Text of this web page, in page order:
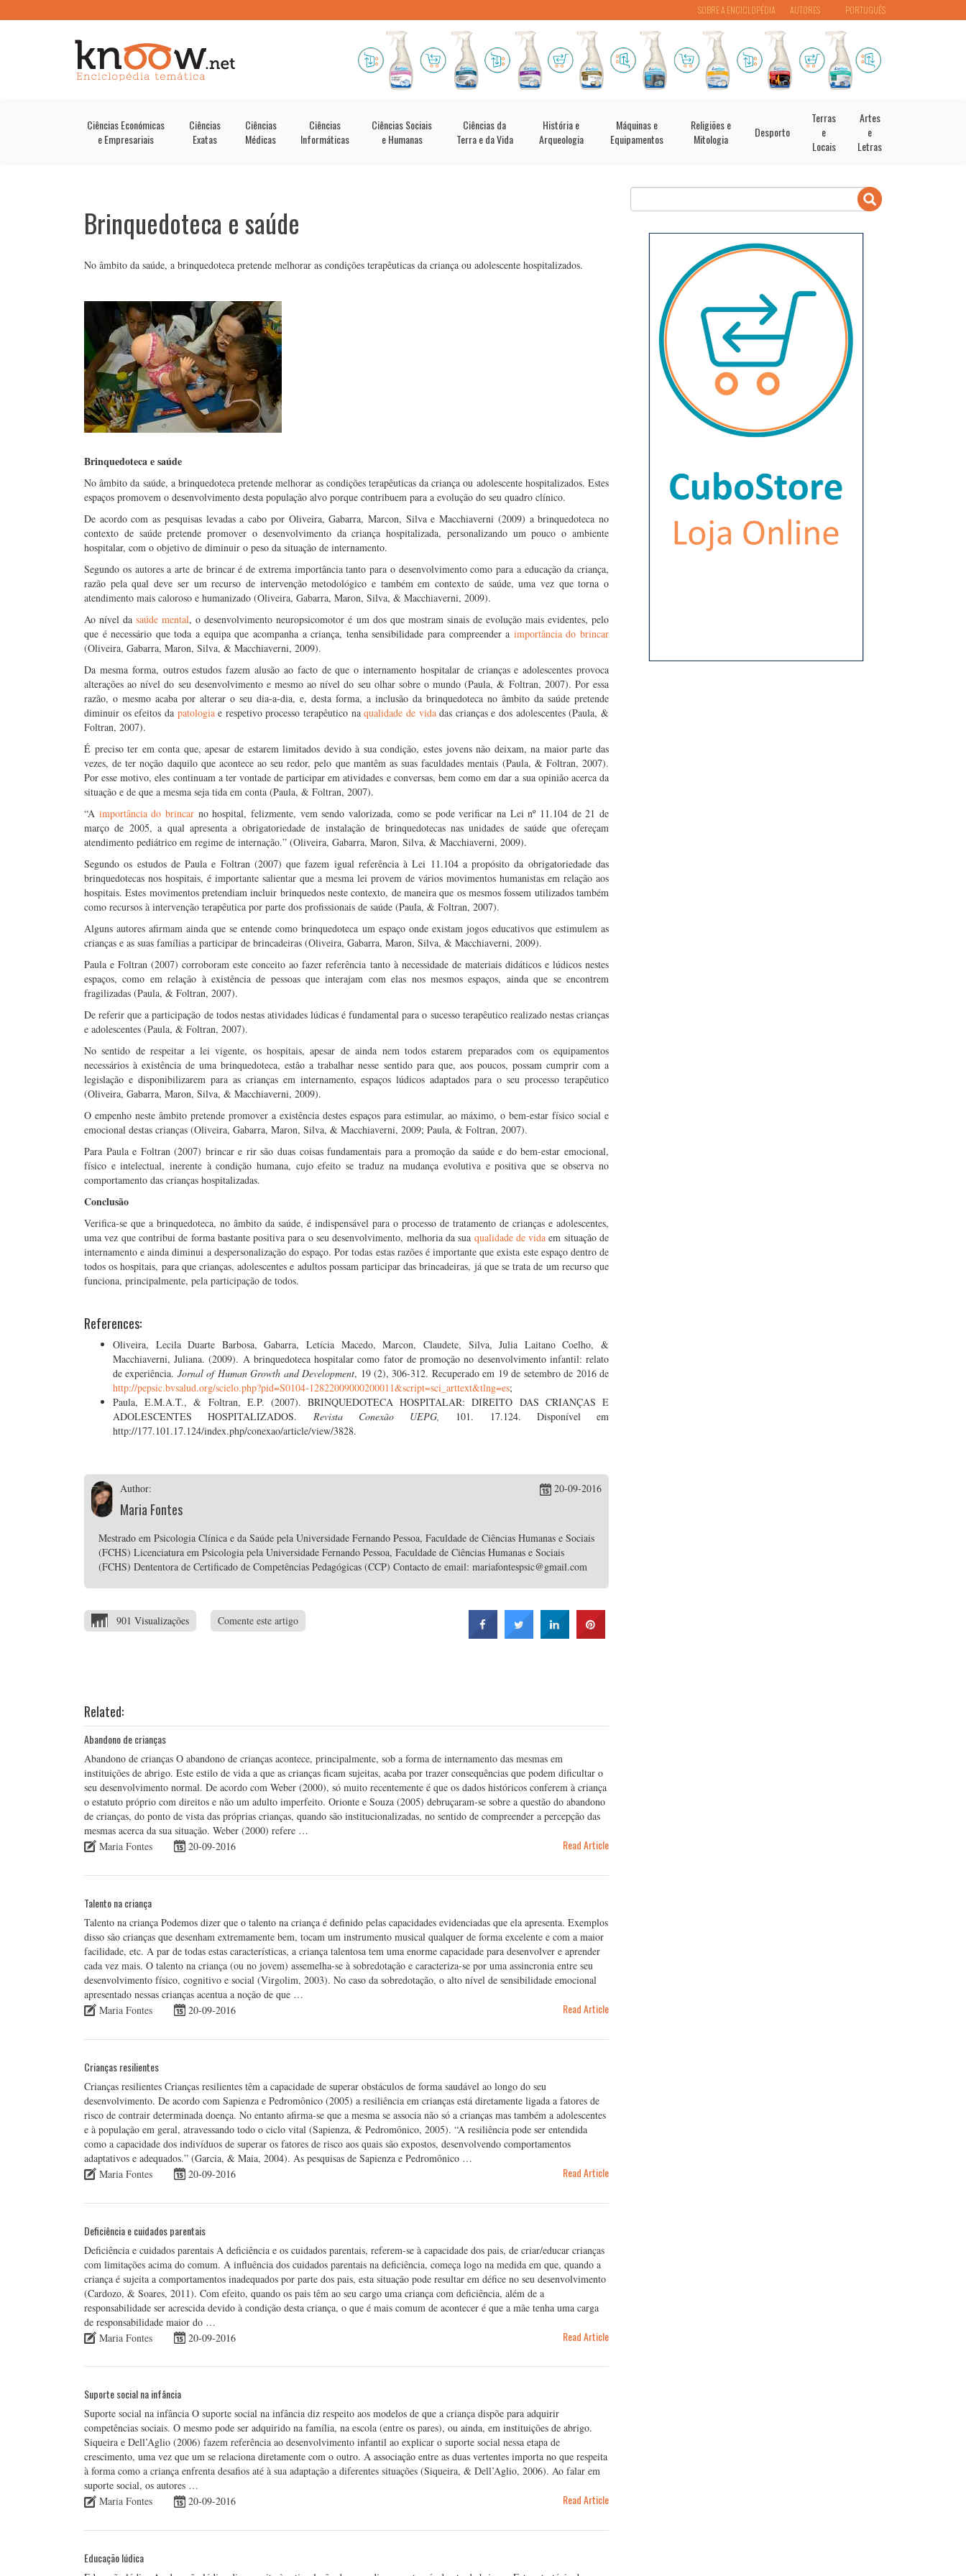
PORTUGUÊS
SOBRE A ENCICLOPÉDIA AUTORES
Ciências Económicas
e Empresariais
Ciências
Exatas
Ciências
Médicas
Ciências
Informáticas
Ciências Sociais
e Humanas
Ciências da
Terra e da Vida
História e
Arqueologia
Máquinas e
Equipamentos
Religiões e
Mitologia
Desporto
Terras
e
Locais
Artes
e
Letras
Brinquedoteca e saúde
No âmbito da saúde, a brinquedoteca pretende melhorar as condições terapêuticas da criança ou adolescente hospitalizados.
Brinquedoteca e saúde
No âmbito da saúde, a brinquedoteca pretende melhorar as condições terapêuticas da criança ou adolescente hospitalizados. Estes
espaços promovem o desenvolvimento desta população alvo porque contribuem para a evolução do seu quadro clínico.
De acordo com as pesquisas levadas a cabo por Oliveira, Gabarra, Marcon, Silva e Macchiaverni (2009) a brinquedoteca no
contexto de saúde pretende promover o desenvolvimento da criança hospitalizada, personalizando um pouco o ambiente
hospitalar, com o objetivo de diminuir o peso da situação de internamento.
Segundo os autores a arte de brincar é de extrema importância tanto para o desenvolvimento como para a educação da criança,
razão pela qual deve ser um recurso de intervenção metodológico e também em contexto de saúde, uma vez que torna o
atendimento mais caloroso e humanizado (Oliveira, Gabarra, Maron, Silva, & Macchiaverni, 2009).
Ao nível dasaúde mental, o desenvolvimento neuropsicomotor é um dos que mostram sinais de evolução mais evidentes, pelo
que é necessário que toda a equipa que acompanha a criança, tenha sensibilidade para compreender a importância do brincar
(Oliveira, Gabarra, Maron, Silva, & Macchiaverni, 2009).
Da mesma forma, outros estudos fazem alusão ao facto de que o internamento hospitalar de crianças e adolescentes provoca
alterações ao nível do seu desenvolvimento e mesmo ao nível do seu olhar sobre o mundo (Paula, & Foltran, 2007). Por essa
razão, o mesmo acaba por alterar o seu dia-a-dia, e, desta forma, a inclusão da brinquedoteca no âmbito da saúde pretende
diminuir os efeitos da patologiae respetivo processo terapêutico naqualidade de vidadas crianças e dos adolescentes (Paula, &
Foltran, 2007).
É preciso ter em conta que, apesar de estarem limitados devido à sua condição, estes jovens não deixam, na maior parte das
vezes, de ter noção daquilo que acontece ao seu redor, pelo que mantêm as suas faculdades mentais (Paula, & Foltran, 2007).
Por esse motivo, eles continuam a ter vontade de participar em atividades e conversas, bem como em dar a sua opinião acerca da
situação e de que a mesma seja tida em conta (Paula, & Foltran, 2007).
“A importância do brincarno hospital, felizmente, vem sendo valorizada, como se pode verificar na Lei nº 11.104 de 21 de
março de 2005, a qual apresenta a obrigatoriedade de instalação de brinquedotecas nas unidades de saúde que ofereçam
atendimento pediátrico em regime de internação.” (Oliveira, Gabarra, Maron, Silva, & Macchiaverni, 2009).
Segundo os estudos de Paula e Foltran (2007) que fazem igual referência à Lei 11.104 a propósito da obrigatoriedade das
brinquedotecas nos hospitais, é importante salientar que a mesma lei provem de vários movimentos humanistas em relação aos
hospitais. Estes movimentos pretendiam incluir brinquedos neste contexto, de maneira que os mesmos fossem utilizados também
como recursos à intervenção terapêutica por parte dos profissionais de saúde (Paula, & Foltran, 2007).
Alguns autores afirmam ainda que se entende como brinquedoteca um espaço onde existam jogos educativos que estimulem as
crianças e as suas famílias a participar de brincadeiras (Oliveira, Gabarra, Maron, Silva, & Macchiaverni, 2009).
Paula e Foltran (2007) corroboram este conceito ao fazer referência tanto à necessidade de materiais didáticos e lúdicos nestes
espaços, como em relação à existência de pessoas que interajam com elas nos mesmos espaços, ainda que se encontrem
fragilizadas (Paula, & Foltran, 2007).
De referir que a participação de todos nestas atividades lúdicas é fundamental para o sucesso terapêutico realizado nestas crianças
e adolescentes (Paula, & Foltran, 2007).
No sentido de respeitar a lei vigente, os hospitais, apesar de ainda nem todos estarem preparados com os equipamentos
necessários à existência de uma brinquedoteca, estão a trabalhar nesse sentido para que, aos poucos, possam cumprir com a
legislação e disponibilizarem para as crianças em internamento, espaços lúdicos adaptados para o seu processo terapêutico
(Oliveira, Gabarra, Maron, Silva, & Macchiaverni, 2009).
O empenho neste âmbito pretende promover a existência destes espaços para estimular, ao máximo, o bem-estar físico social e
emocional destas crianças (Oliveira, Gabarra, Maron, Silva, & Macchiaverni, 2009; Paula, & Foltran, 2007).
Para Paula e Foltran (2007) brincar e rir são duas coisas fundamentais para a promoção da saúde e do bem-estar emocional,
físico e intelectual, inerente à condição humana, cujo efeito se traduz na mudança evolutiva e positiva que se observa no
comportamento das crianças hospitalizadas.
Conclusão
Verifica-se que a brinquedoteca, no âmbito da saúde, é indispensável para o processo de tratamento de crianças e adolescentes,
uma vez que contribui de forma bastante positiva para o seu desenvolvimento, melhoria da sua qualidade de vida em situação de
internamento e ainda diminui a despersonalização do espaço. Por todas estas razões é importante que exista este espaço dentro de
todos os hospitais, para que crianças, adolescentes e adultos possam participar das brincadeiras, já que se trata de um recurso que
funciona, principalmente, pela participação de todos.
References:
Oliveira, Lecila Duarte Barbosa, Gabarra, Letícia Macedo, Marcon, Claudete, Silva, Julia Laitano Coelho, &
Macchiaverni, Juliana. (2009). A brinquedoteca hospitalar como fator de promoção no desenvolvimento infantil: relato
de experiência. Jornal of Human Growth and Development, 19 (2), 306-312. Recuperado em 19 de setembro de 2016 de
http://pepsic.bvsalud.org/scielo.php?pid=S0104-12822009000200011&script=sci_arttext&tlng=es;
Paula, E.M.A.T., & Foltran, E.P. (2007). BRINQUEDOTECA HOSPITALAR: DIREITO DAS CRIANÇAS E
ADOLESCENTES HOSPITALIZADOS. Revista Conexão UEPG,
101. 17.124. Disponível em
http://177.101.17.124/index.php/conexao/article/view/3828.
Author:
Maria Fontes
20-09-2016
Mestrado em Psicologia Clínica e da Saúde pela Universidade Fernando Pessoa, Faculdade de Ciências Humanas e Sociais
(FCHS) Licenciatura em Psicologia pela Universidade Fernando Pessoa, Faculdade de Ciências Humanas e Sociais
(FCHS) Dententora de Certificado de Competências Pedagógicas (CCP) Contacto de email: mariafontespsic@gmail.com
901 Visualizações Comente este artigo
Related:
Abandono de crianças
Abandono de crianças O abandono de crianças acontece, principalmente, sob a forma de internamento das mesmas em
instituições de abrigo. Este estilo de vida a que as crianças ficam sujeitas, acaba por trazer consequências que podem dificultar o
seu desenvolvimento normal. De acordo com Weber (2000), só muito recentemente é que os dados históricos conferem à criança
o estatuto próprio com direitos e não um adulto imperfeito. Orionte e Souza (2005) debruçaram-se sobre a questão do abandono
de crianças, do ponto de vista das próprias crianças, quando são institucionalizadas, no sentido de compreender a percepção das
mesmas acerca da sua situação. Weber (2000) refere …
Maria Fontes
20-09-2016 Read Article
Talento na criança
Talento na criança Podemos dizer que o talento na criança é definido pelas capacidades evidenciadas que ela apresenta. Exemplos
disso são crianças que desenham extremamente bem, tocam um instrumento musical qualquer de forma excelente e com a maior
facilidade, etc. A par de todas estas características, a criança talentosa tem uma enorme capacidade para desenvolver e aprender
cada vez mais. O talento na criança (ou no jovem) assemelha-se à sobredotação e caracteriza-se por uma assincronia entre seu
desenvolvimento físico, cognitivo e social (Virgolim, 2003). No caso da sobredotação, o alto nível de sensibilidade emocional
apresentado nessas crianças acentua a noção de que …
Maria Fontes
20-09-2016 Read Article
Crianças resilientes
Crianças resilientes Crianças resilientes têm a capacidade de superar obstáculos de forma saudável ao longo do seu
desenvolvimento. De acordo com Sapienza e Pedromônico (2005) a resiliência em crianças está diretamente ligada a fatores de
risco de contrair determinada doença. No entanto afirma-se que a mesma se associa não só a crianças mas também a adolescentes
e à população em geral, atravessando todo o ciclo vital (Sapienza, & Pedromônico, 2005). “A resiliência pode ser entendida
como a capacidade dos indivíduos de superar os fatores de risco aos quais são expostos, desenvolvendo comportamentos
adaptativos e adequados.” (Garcia, & Maia, 2004). As pesquisas de Sapienza e Pedromônico …
Maria Fontes
20-09-2016 Read Article
Deficiência e cuidados parentais
Deficiência e cuidados parentais A deficiência e os cuidados parentais, referem-se à capacidade dos pais, de criar/educar crianças
com limitações acima do comum. A influência dos cuidados parentais na deficiência, começa logo na medida em que, quando a
criança é sujeita a comportamentos inadequados por parte dos pais, esta situação pode resultar em défice no seu desenvolvimento
(Cardozo, & Soares, 2011). Com efeito, quando os pais têm ao seu cargo uma criança com deficiência, além de a
responsabilidade ser acrescida devido à condição desta criança, o que é mais comum de acontecer é que a mãe tenha uma carga
de responsabilidade maior do …
Maria Fontes
20-09-2016 Read Article
Suporte social na infância
Suporte social na infância O suporte social na infância diz respeito aos modelos de que a criança dispõe para adquirir
competências sociais. O mesmo pode ser adquirido na família, na escola (entre os pares), ou ainda, em instituições de abrigo.
Siqueira e Dell’Aglio (2006) fazem referência ao desenvolvimento infantil ao explicar o suporte social nessa etapa de
crescimento, uma vez que um se relaciona diretamente com o outro. A associação entre as duas vertentes importa no que respeita
à forma como a criança enfrenta desafios até à sua adaptação a diferentes situações (Siqueira, & Dell’Aglio, 2006). Ao falar em
suporte social, os autores …
Maria Fontes
20-09-2016 Read Article
Educação lúdica